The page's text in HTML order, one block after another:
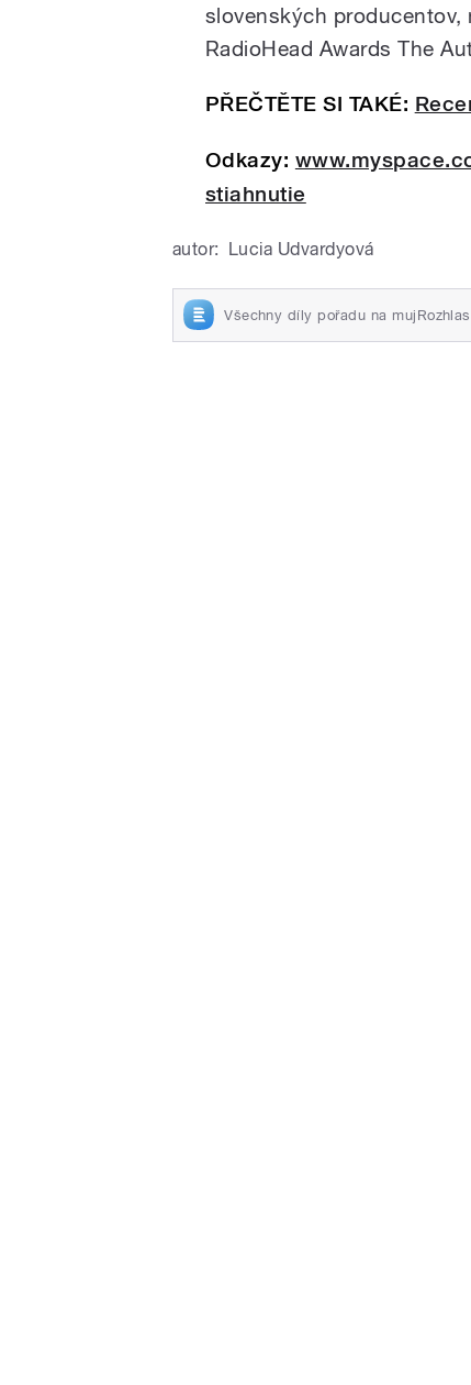
slovenských producentov,
RadioHead Awards The
PŘEČTĚTE SI TAKÉ:
Odkazy:
stiahnutie
autor: Lucia Udvardyová
Všechny díly pořadu na mujRozhlas